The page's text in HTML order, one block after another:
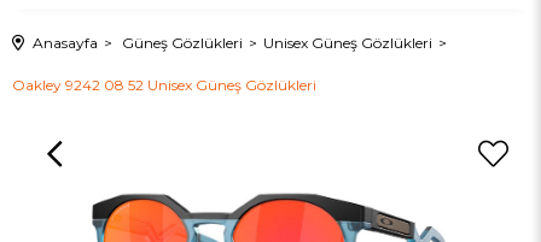
Anasayfa Güneş Gözlükleri Unisex Güneş Gözlükleri
Oakley 9242 08 52 Unisex Güneş Gözlükleri